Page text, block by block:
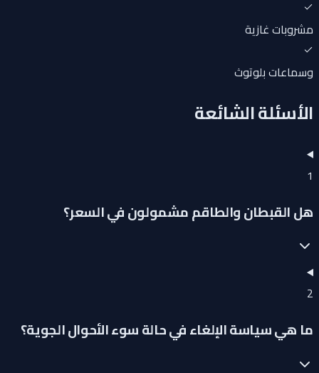
مشروبات غازية
وسماعات بلوتوث
الأسئلة الشائعة
هل القبطان والطاقم مشمولون في السعر؟
ما هي سياسة الإلغاء في حالة سوء الأحوال الجوية؟